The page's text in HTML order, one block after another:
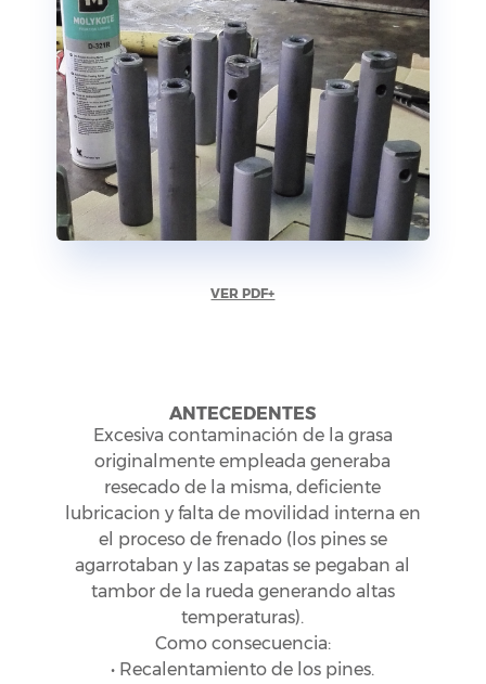
VER PDF+
ANTECEDENTES
Excesiva contaminación de la grasa
originalmente empleada generaba
resecado de la misma, deficiente
lubricacion y falta de movilidad interna en
el proceso de frenado (los pines se
agarrotaban y las zapatas se pegaban al
tambor de la rueda generando altas
temperaturas).
Como consecuencia:
• Recalentamiento de los pines.